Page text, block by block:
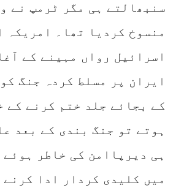
سنبھالتے ہی مگر ٹرمپ نے
منسوخ کردیا تھا۔ امریکہ
اسرائیل رواں مہینے کے
ایران پر مسلط کردہ جنگ کو
کے بجائے جلد ختم کرنے کے
ہوتے تو جنگ بندی کے بعد
ہی دیرپاامن کی خاطر ہوئے
میں کلیدی کردار ادا کرنے